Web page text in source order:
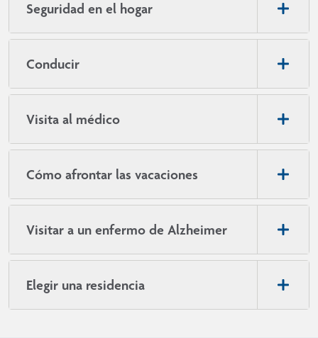
Seguridad en el hogar
Conducir
Visita al médico
Cómo afrontar las vacaciones
Visitar a un enfermo de Alzheimer
Elegir una residencia